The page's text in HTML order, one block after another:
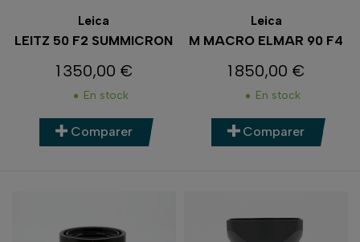
Leica
LEITZ 50 F2 SUMMICRON
Prix
1 350,00 €
En stock
Comparer
Leica
M MACRO ELMAR 90 F4
Prix
1 850,00 €
En stock
Comparer